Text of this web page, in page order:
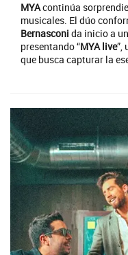
MYAcontinúa
musicales. El dúo
Bernasconi da inicio a
presentando “MYA live”,
que busca capturar la